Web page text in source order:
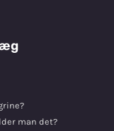
man det?